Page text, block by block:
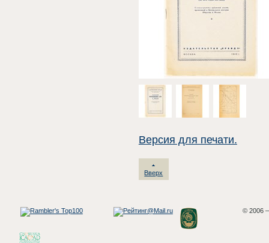
Версия для печати.
Вверх
© 2006